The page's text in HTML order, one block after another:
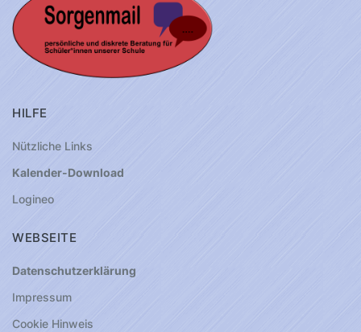
HILFE
Nützliche Links
Kalender-Download
Logineo
WEBSEITE
Datenschutzerklärung
Impressum
Cookie Hinweis